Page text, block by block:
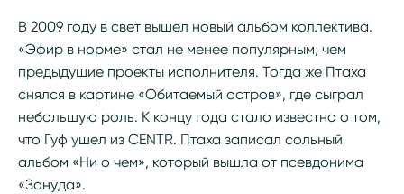
В 2009 году в свет вышел новый альбом коллектива.
«Эфир в норме» стал не менее популярным, чем
предыдущие проекты исполнителя. Тогда же Птаха
снялся в картине «Обитаемый остров», где сыграл
небольшую роль. К концу года стало известно о том,
что Гуф ушел из CENTR. Птаха записал сольный
альбом «Ни о чем», который вышла от псевдонима
«Зануда».